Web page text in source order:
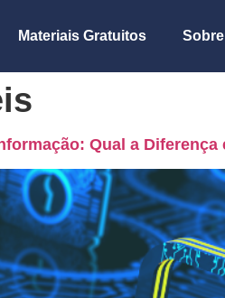
Materiais Gratuitos Sobre
Qual a